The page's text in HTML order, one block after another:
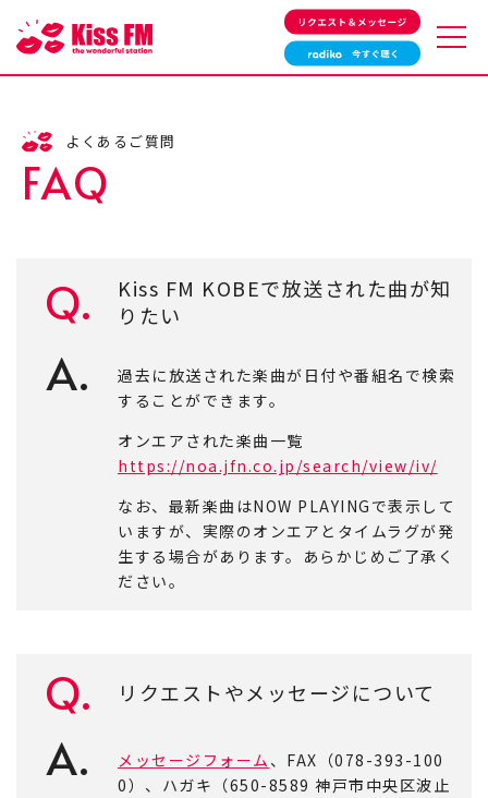
サウンドクルー紹介
Kiss PRESS
会社概要
アクセスマップ
採用情報
お問い合わせ
広告・プロモーションを
個人情報保護方針
エリアと周波数
緊急地震速報
よくあるご質問
Kissner's club
よくあるご質問
FAQ
Q.
Kiss FM KOBEで放送された曲が知
りたい
A.
過去に放送された楽曲が日付や番組名で検索
することができます。
オンエアされた楽曲一覧
https://noa.jfn.co.jp/search/view/iv/
なお、最新楽曲はNOW PLAYINGで表示して
いますが、実際のオンエアとタイムラグが発
生する場合があります。あらかじめご了承く
ださい。
Q. リクエストやメッセージについて
A. メッセージフォーム 、FAX（078-393-100
0）、ハガキ（650-8589 神戸市中央区波止